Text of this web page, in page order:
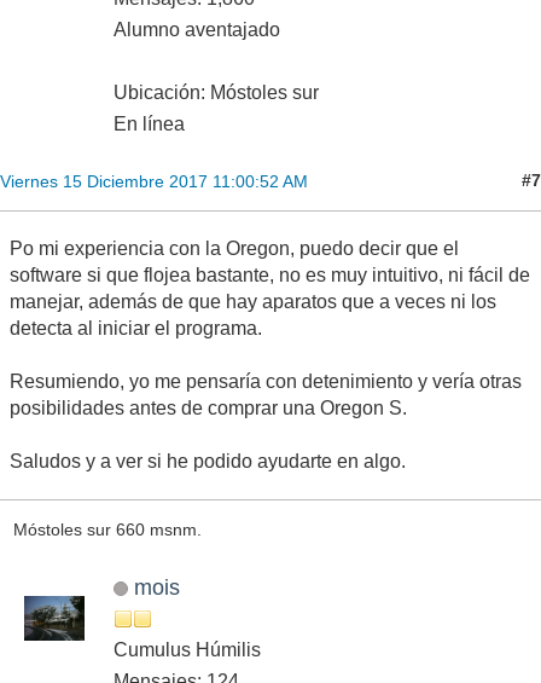
Alumno aventajado
Ubicación: Móstoles sur
En línea
Viernes 15 Diciembre 2017 11:00:52 AM #7
Po mi experiencia con la Oregon, puedo decir que el
software si que flojea bastante, no es muy intuitivo, ni fácil de
manejar, además de que hay aparatos que a veces ni los
detecta al iniciar el programa.
Resumiendo, yo me pensaría con detenimiento y vería otras
posibilidades antes de comprar una Oregon S.
Saludos y a ver si he podido ayudarte en algo.
Móstoles sur 660 msnm.
mois
Cumulus Húmilis